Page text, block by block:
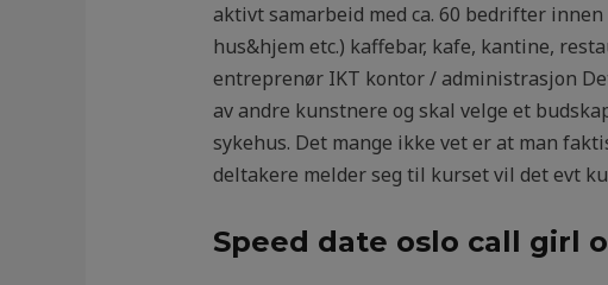
aktivt samarbeid med ca. 60 bedrifter
hus&hjem etc.) kaffebar, kafe, kantine,
entreprenør IKT kontor / administrasjon
av andre kunstnere og skal velge et
sykehus. Det mange ikke vet er at man
deltakere melder seg til kurset vil det evt
Speed date oslo call girl